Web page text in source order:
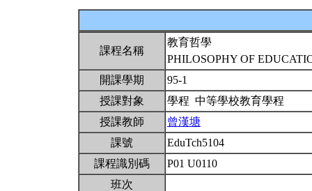
課程名稱
教育哲學
PHILOSOPHY OF
開課學期
95-1
授課對象
學程 中等學校教育學程
授課教師
曾漢塘
課號
EduTch5104
課程識別碼
P01 U0110
班次